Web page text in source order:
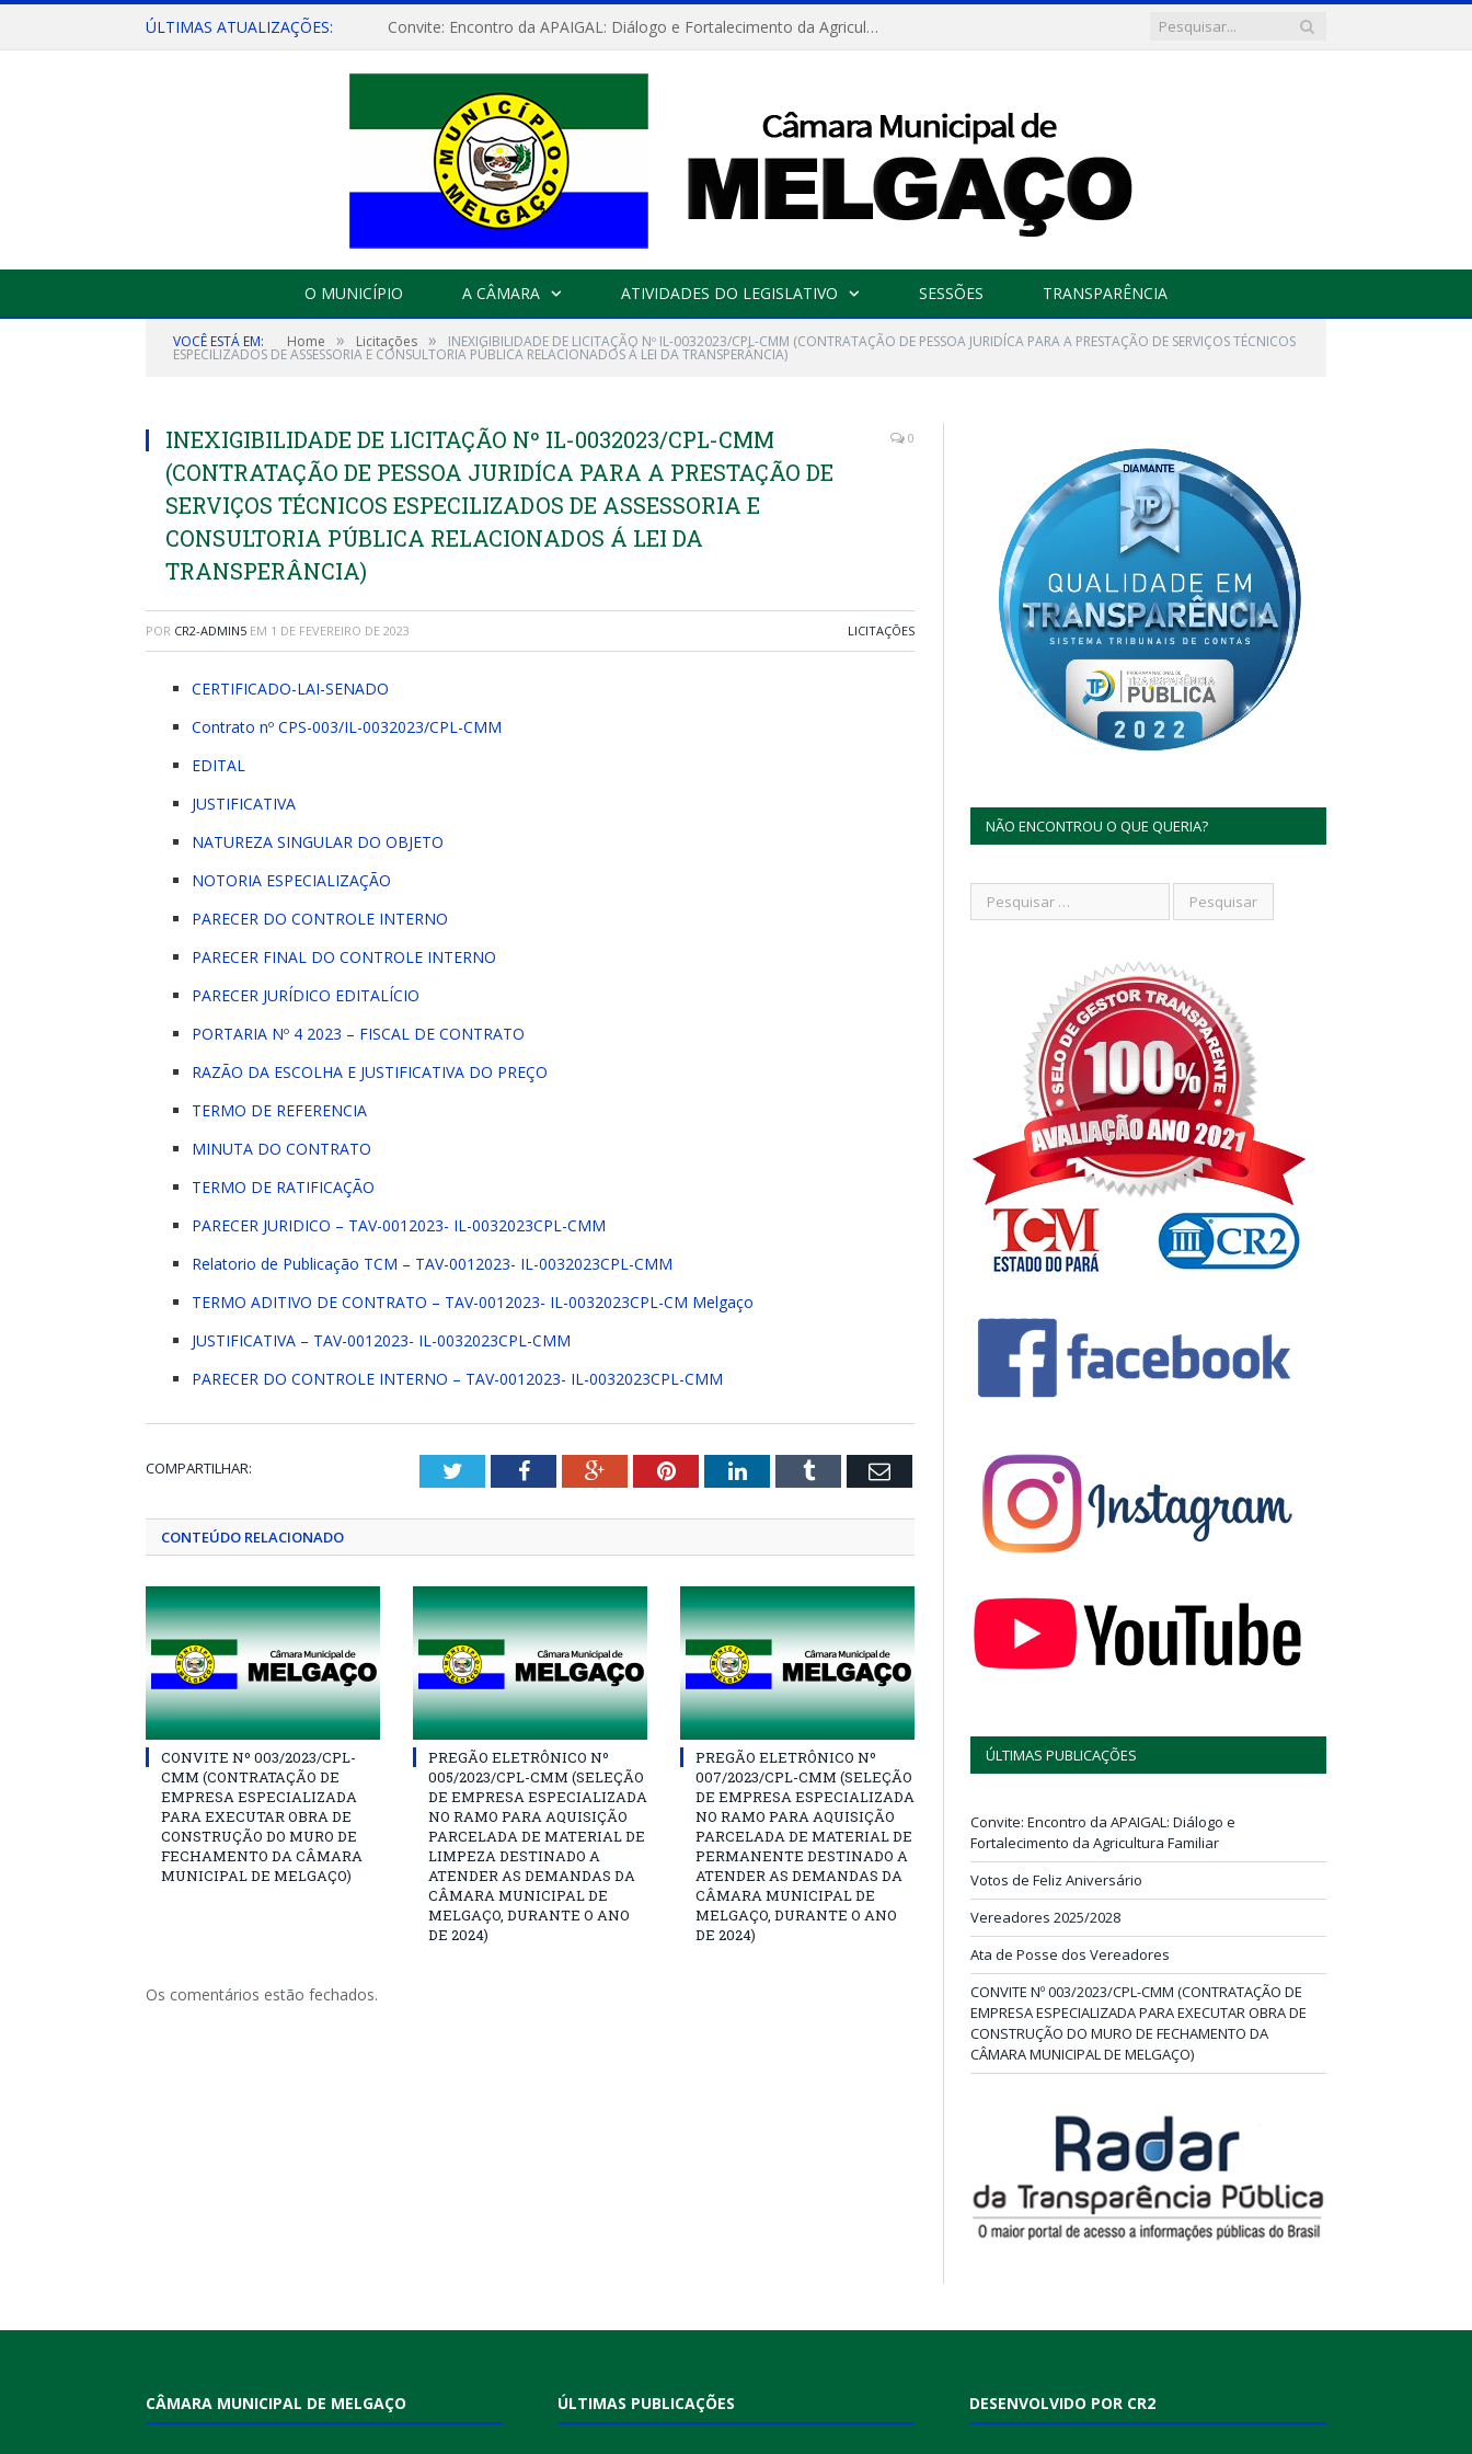
ÚLTIMAS ATUALIZAÇÕES: Convite: Encontro da APAIGAL: Diálogo e Fortalecimento da Agricultura Familiar
O MUNICÍPIO A CÂMARA ATIVIDADES DO LEGISLATIVO SESSÕES TRANSPARÊNCIA
VOCÊ ESTÁ EM: Home » Licitações » INEXIGIBILIDADE DE LICITAÇÃO Nº IL-0032023/CPL-CMM (CONTRATAÇÃO DE PESSOA JURIDÍCA PARA A PRESTAÇÃO DE SERVIÇOS TÉCNICOS
ESPECILIZADOS DE ASSESSORIA E CONSULTORIA PÚBLICA RELACIONADOS Á LEI DA TRANSPERÂNCIA)
INEXIGIBILIDADE DE LICITAÇÃO Nº IL-0032023/CPL-CMM
(CONTRATAÇÃO DE PESSOA JURIDÍCA PARA A PRESTAÇÃO DE
SERVIÇOS TÉCNICOS ESPECILIZADOS DE ASSESSORIA E
CONSULTORIA PÚBLICA RELACIONADOS Á LEI DA
TRANSPERÂNCIA)
0
POR CR2-ADMIN5 EM 1 DE FEVEREIRO DE 2023 LICITAÇÕES
CERTIFICADO-LAI-SENADO
Contrato nº CPS-003/IL-0032023/CPL-CMM
EDITAL
JUSTIFICATIVA
NATUREZA SINGULAR DO OBJETO
NOTORIA ESPECIALIZAÇÃO
PARECER DO CONTROLE INTERNO
PARECER FINAL DO CONTROLE INTERNO
PARECER JURÍDICO EDITALÍCIO
PORTARIA Nº 4 2023 – FISCAL DE CONTRATO
RAZÃO DA ESCOLHA E JUSTIFICATIVA DO PREÇO
TERMO DE REFERENCIA
MINUTA DO CONTRATO
TERMO DE RATIFICAÇÃO
PARECER JURIDICO – TAV-0012023- IL-0032023CPL-CMM
Relatorio de Publicação TCM – TAV-0012023- IL-0032023CPL-CMM
TERMO ADITIVO DE CONTRATO – TAV-0012023- IL-0032023CPL-CM Melgaço
JUSTIFICATIVA – TAV-0012023- IL-0032023CPL-CMM
PARECER DO CONTROLE INTERNO – TAV-0012023- IL-0032023CPL-CMM
COMPARTILHAR: TwitterFacebookGoogle+PinterestLinkedInTumblr Email
CONTEÚDO RELACIONADO
CONVITE Nº 003/2023/CPL-
CMM (CONTRATAÇÃO DE
EMPRESA ESPECIALIZADA
PARA EXECUTAR OBRA DE
CONSTRUÇÃO DO MURO DE
FECHAMENTO DA CÂMARA
MUNICIPAL DE MELGAÇO)
PREGÃO ELETRÔNICO Nº
005/2023/CPL-CMM (SELEÇÃO
DE EMPRESA ESPECIALIZADA
NO RAMO PARA AQUISIÇÃO
PARCELADA DE MATERIAL DE
LIMPEZA DESTINADO A
ATENDER AS DEMANDAS DA
CÂMARA MUNICIPAL DE
MELGAÇO, DURANTE O ANO
DE 2024)
PREGÃO ELETRÔNICO Nº
007/2023/CPL-CMM (SELEÇÃO
DE EMPRESA ESPECIALIZADA
NO RAMO PARA AQUISIÇÃO
PARCELADA DE MATERIAL DE
PERMANENTE DESTINADO A
ATENDER AS DEMANDAS DA
CÂMARA MUNICIPAL DE
MELGAÇO, DURANTE O ANO
DE 2024)
Os comentários estão fechados.
NÃO ENCONTROU O QUE QUERIA?
ÚLTIMAS PUBLICAÇÕES
Convite: Encontro da APAIGAL: Diálogo e
Fortalecimento da Agricultura Familiar
Votos de Feliz Aniversário
Vereadores 2025/2028
Ata de Posse dos Vereadores
CONVITE Nº 003/2023/CPL-CMM (CONTRATAÇÃO DE
EMPRESA ESPECIALIZADA PARA EXECUTAR OBRA DE
CONSTRUÇÃO DO MURO DE FECHAMENTO DA
CÂMARA MUNICIPAL DE MELGAÇO)
CÂMARA MUNICIPAL DE MELGAÇO ÚLTIMAS PUBLICAÇÕES DESENVOLVIDO POR CR2